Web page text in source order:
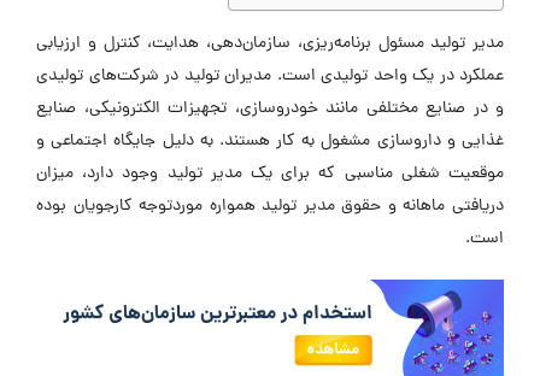
مدیر تولید مسئول برنامه‌ریزی، سازمان‌دهی، هدایت، کنترل و ارزیابی
عملکرد در یک واحد تولیدی است. مدیران تولید در شرکت‌های تولیدی
و در صنایع مختلفی مانند خودروسازی، تجهیزات الکترونیکی، صنایع
غذایی و داروسازی مشغول به کار هستند. به دلیل جایگاه اجتماعی و
موقعیت شغلی مناسبی که برای یک مدیر تولید وجود دارد، میزان
دریافتی ماهانه و حقوق مدیر تولید همواره موردتوجه کارجویان بوده
است.